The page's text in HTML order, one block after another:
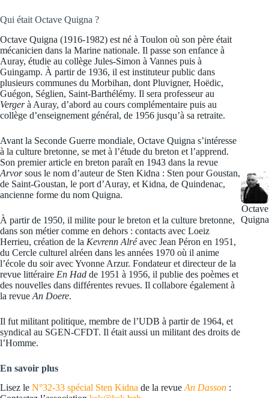
Qui était Octave Quigna ?
Octave Quigna (1916-1982) est né à Toulon où son père était
mécanicien dans la Marine nationale. Il passe son enfance à
Auray, étudie au collège Jules-Simon à Vannes puis à
Guingamp. À partir de 1936, il est instituteur public dans
plusieurs communes du Morbihan, dont Pluvigner, Hoëdic,
Guégon, Séglien, Saint-Barthélémy. Il sera professeur au
Vergerà Auray, d’abord au cours complémentaire puis au
collège d’enseignement général, de 1956 jusqu’à sa retraite.
Avant la Seconde Guerre mondiale, Octave Quigna s’intéresse
à la culture bretonne, se met à l’étude du breton et l’apprend.
Son premier article en breton paraît en 1943 dans la revue
Arvorsous le nom d’auteur de Sten Kidna : Sten pour Goustan,
de Saint-Goustan, le port d’Auray, et Kidna, de Quindenac,
ancienne forme du nom Quigna.
À partir de 1950, il milite pour le breton et la culture bretonne,
dans son métier comme en dehors : contacts avec Loeiz
Herrieu, création de la Kevrenn Alréavec Jean Péron en 1951,
du Cercle culturel alréen dans les années 1970 où il anime
l’école du soir avec Yvonne Arzur. Fondateur et directeur de la
revue littéraire En Had de 1951 à 1956, il publie des poèmes et
des nouvelles dans différentes revues. Il collabore également à
la revue An Doere.
Il fut militant politique, membre de l’UDB à partir de 1964, et
syndical au SGEN-CFDT. Il était aussi un militant des droits de
l’Homme.
Octave
Quigna
En savoir plus
Lisez le N°32-33 spécial Sten Kidna de la revue An Dasson :